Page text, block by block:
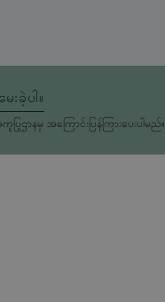
းခဲ့ပါ။
ဌာနမှ အကြောင်းပြန်ကြားပေးပါမည်။